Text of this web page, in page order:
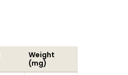
Weight
(mg)